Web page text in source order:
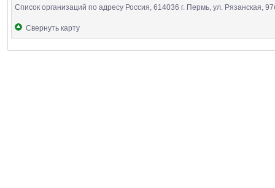
Список организаций по адресу Россия, 614036 г. Пермь, ул. Рязанская,
Свернуть карту